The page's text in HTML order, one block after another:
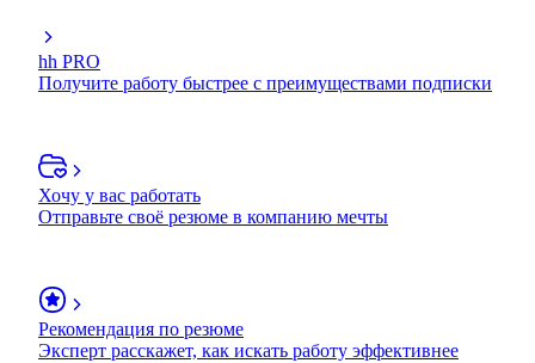
hh PRO
Получите работу быстрее с преимуществами подписки
Хочу у вас работать
Отправьте своё резюме в компанию мечты
Рекомендация по резюме
Эксперт расскажет, как искать работу эффективнее